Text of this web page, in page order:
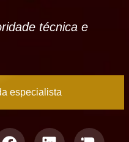
técnica e
especialista